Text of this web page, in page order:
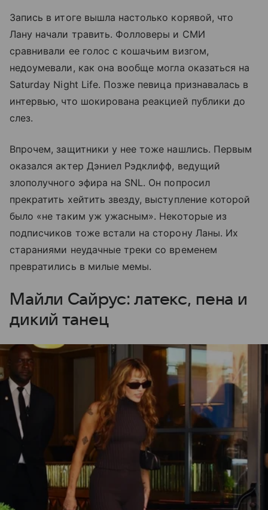
Запись в итоге вышла настолько корявой, что
Лану начали травить. Фолловеры и СМИ
сравнивали ее голос с кошачьим визгом,
недоумевали, как она вообще могла оказаться на
Saturday Night Life. Позже певица признавалась в
интервью, что шокирована реакцией публики до
слез.
Впрочем, защитники у нее тоже нашлись. Первым
оказался актер Дэниел Рэдклифф, ведущий
злополучного эфира на SNL. Он попросил
прекратить хейтить звезду, выступление которой
было «не таким уж ужасным». Некоторые из
подписчиков тоже встали на сторону Ланы. Их
стараниями неудачные треки со временем
превратились в милые мемы.
Майли Сайрус: латекс, пена и
дикий танец